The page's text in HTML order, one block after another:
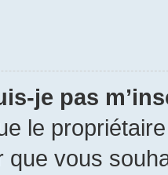
je pas
le
que vous